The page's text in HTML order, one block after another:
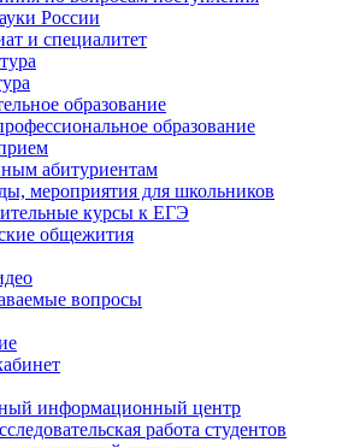
России
и специалитет
образование
образование
абитуриентам
мероприятия для школьников
курсы к ЕГЭ
общежития
вопросы
информационный центр
работа студентов